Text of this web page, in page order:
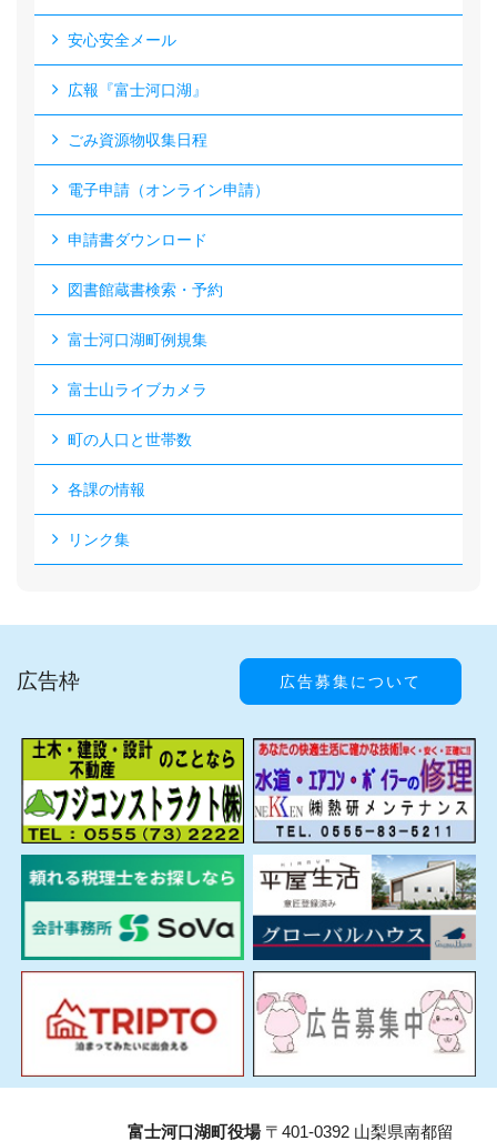
安心安全メール
広報『富士河口湖』
ごみ資源物収集日程
電子申請（オンライン申請）
申請書ダウンロード
図書館蔵書検索・予約
富士河口湖町例規集
富士山ライブカメラ
町の人口と世帯数
各課の情報
リンク集
広告枠 広告募集について
富士河口湖町役場〒401-0392 山梨県南都留